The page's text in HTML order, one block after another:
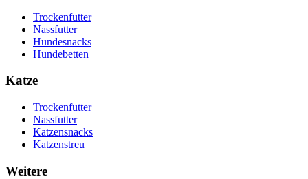
Trockenfutter
Nassfutter
Hundesnacks
Hundebetten
Katze
Trockenfutter
Nassfutter
Katzensnacks
Katzenstreu
Weitere